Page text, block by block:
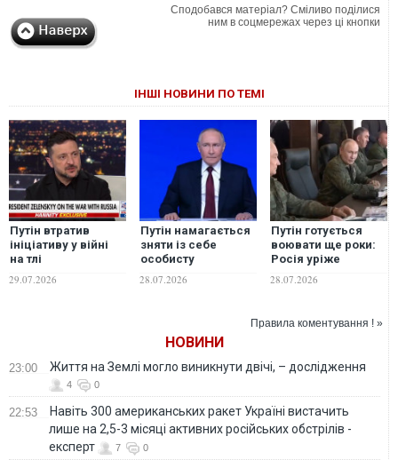
Сподобався матеріал? Сміливо поділися
ним в соцмережах через ці кнопки
ІНШІ НОВИНИ ПО ТЕМІ
Путін втратив
ініціативу у війні
на тлі
технологічних змін
в Україні –
29.07.2026
Путін намагається
зняти із себе
особисту
відповідальність
за війну проти
28.07.2026
Путін готується
воювати ще роки:
Росія уріже
цивільний бюджет
заради армії, - ЗМІ
28.07.2026
Правила коментування ! »
НОВИНИ
23:00 Життя на Землі могло виникнути двічі, – дослідження
4 0
22:53
Навіть 300 американських ракет Україні вистачить
лише на 2,5-3 місяці активних російських обстрілів -
експерт
7 0